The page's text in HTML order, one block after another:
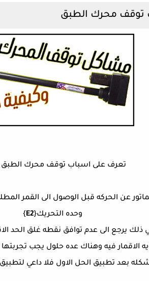
توقف محرك الطبق
تعرف على اسباب توقف محرك الطبق
عن الحركه قبل الوصول الى القمر
وحده التحريك{E2
}
ذلك يرجع الى عدم توافق نقطه غلق الحد
الاقمار فيه وهناك عده حلول يجب تجربتها
بعد تطبيق الحل الاول فلا داعي لتطبيق